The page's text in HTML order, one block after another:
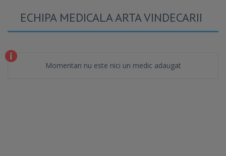
ECHIPA MEDICALA ARTA VINDECARII
Momentan nu este nici un medic adaugat